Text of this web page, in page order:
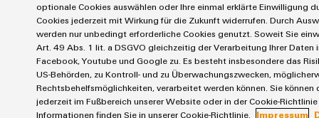
optionale Cookies auswählen oder Ihre einmal erklärte Einwilligung
Cookies jederzeit mit Wirkung für die Zukunft widerrufen. Durch
werden nur unbedingt erforderliche Cookies genutzt. Soweit Sie
Art. 49 Abs. 1 lit. a DSGVO gleichzeitig der Verarbeitung Ihrer Daten
Facebook, Youtube und Google zu. Es besteht insbesondere das
US-Behörden, zu Kontroll- und zu Überwachungszwecken,
Rechtsbehelfsmöglichkeiten, verarbeitet werden können. Sie können
jederzeit im Fußbereich unserer Website oder in der Cookie-
Informationen finden Sie in unserer Cookie-Richtlinie.
Impressum